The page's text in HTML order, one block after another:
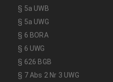
§ 5a UWB
§ 5a UWG
§ 6 BORA
§ 6 UWG
§ 626 BGB
§ 7 Abs 2 Nr 3 UWG